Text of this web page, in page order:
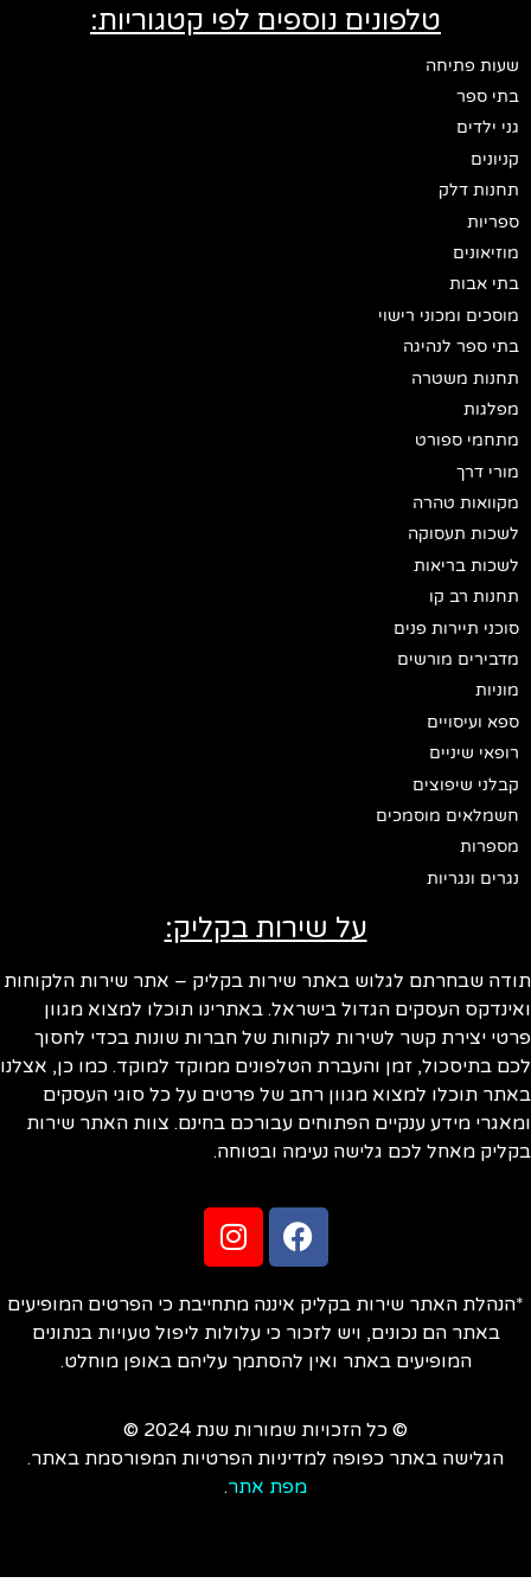
טלפונים נוספים לפי קטגוריות:
שעות פתיחה
בתי ספר
גני ילדים
קניונים
תחנות דלק
ספריות
מוזיאונים
בתי אבות
מוסכים ומכוני רישוי
בתי ספר לנהיגה
תחנות משטרה
מפלגות
מתחמי ספורט
מורי דרך
מקוואות טהרה
לשכות תעסוקה
לשכות בריאות
תחנות רב קו
סוכני תיירות פנים
מדבירים מורשים
מוניות
ספא ועיסויים
רופאי שיניים
קבלני שיפוצים
חשמלאים מוסמכים
מספרות
נגרים ונגריות
על שירות בקליק:
שבחרתם לגלוש באתר שירות בקליק – אתר שירות הלקוחות
העסקים הגדול בישראל. באתרינו תוכלו למצוא מגוון
יצירת קשר לשירות לקוחות של חברות שונות בכדי לחסוך
בתיסכול, זמן והעברת הטלפונים ממוקד למוקד. כמו כן, אצלנו
תוכלו למצוא מגוון רחב של פרטים על כל סוגי העסקים
מידע ענקיים הפתוחים עבורכם בחינם. צוות האתר שירות
מאחל לכם גלישה נעימה ובטוחה.
האתר שירות בקליק איננה מתחייבת כי הפרטים המופיעים
באתר הם נכונים, ויש לזכור כי עלולות ליפול טעויות בנתונים
המופיעים באתר ואין להסתמך עליהם באופן מוחלט.
© כל הזכויות שמורות שנת 2024 ©
הגלישה באתר כפופה למדיניות הפרטיות המפורסמת באתר.
מפת אתר.